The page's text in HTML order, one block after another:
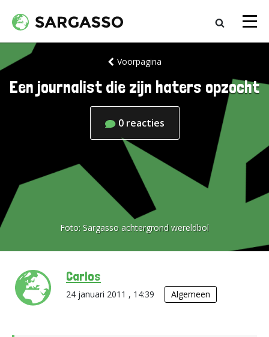
Voorpagina
Een journalist die zijn haters opzocht
0 reacties
Foto: Sargasso achtergrond wereldbol
Carlos
24 januari 2011 , 14:39 Algemeen